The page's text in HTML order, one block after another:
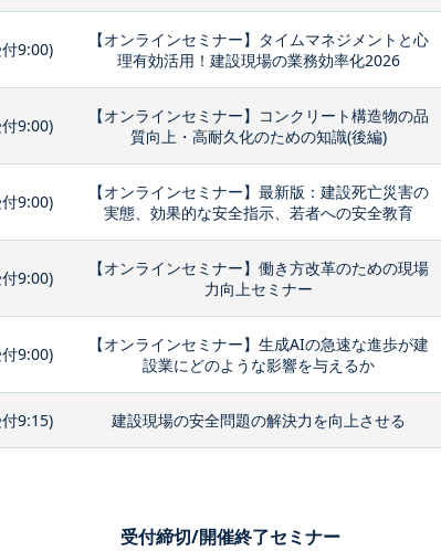
9:00)
【オンラインセミナー】タイムマネジメントと心
理有効活用！建設現場の業務効率化2026
9:00)
【オンラインセミナー】コンクリート構造物の品
質向上・高耐久化のための知識(後編)
9:00)
【オンラインセミナー】最新版：建設死亡災害の
実態、効果的な安全指示、若者への安全教育
9:00)
【オンラインセミナー】働き方改革のための現場
力向上セミナー
9:00)
【オンラインセミナー】生成AIの急速な進歩が建
設業にどのような影響を与えるか
9:15) 建設現場の安全問題の解決力を向上させる
受付締切/開催終了セミナー